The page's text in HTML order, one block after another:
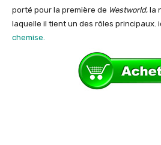
porté pour la première de Westworld, la
laquelle il tient un des rôles principaux.
chemise.